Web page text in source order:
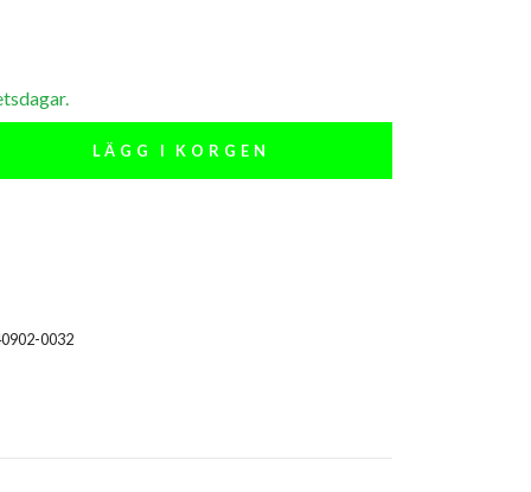
LÄGG I KORGEN
0032